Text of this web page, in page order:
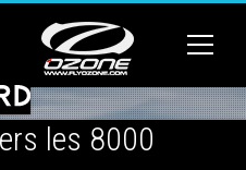
les 8000